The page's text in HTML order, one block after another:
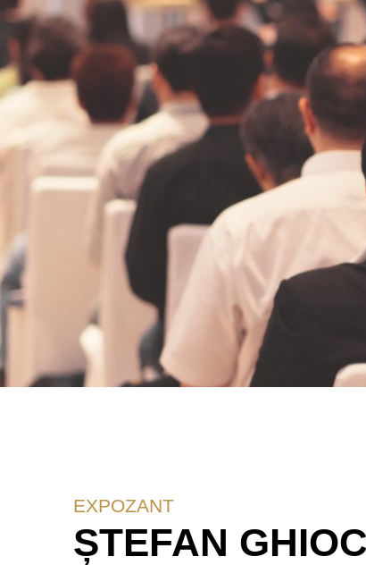
EXPOZANT
ȘTEFAN GHIOC